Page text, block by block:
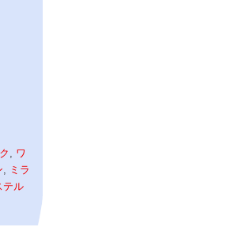
, ワ
, ミラ
テル